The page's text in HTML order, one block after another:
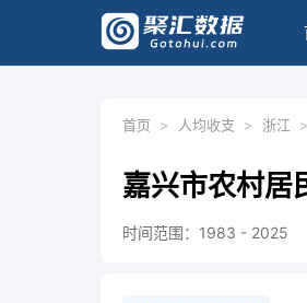
首页 > 人均收支 > 浙江 >
嘉兴市农村居
时间范围：1983 - 2025